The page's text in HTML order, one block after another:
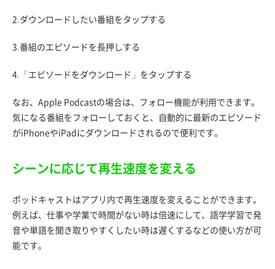
2.ダウンロードしたい番組をタップする
3.番組のエピソードを長押しする
4.「エピソードをダウンロード」をタップする
なお、Apple Podcastの場合は、フォロー機能が利用できます。
気になる番組をフォローしておくと、自動的に最新のエピソード
がiPhoneやiPadにダウンロードされるので便利です。
シーンに応じて再生速度を変える
ポッドキャストはアプリ内で再生速度を変えることができます。
例えば、仕事や学業で時間がない時は倍速にして、語学学習で発
音や単語を聞き取りやすくしたい時は遅くするなどの使い方が可
能です。